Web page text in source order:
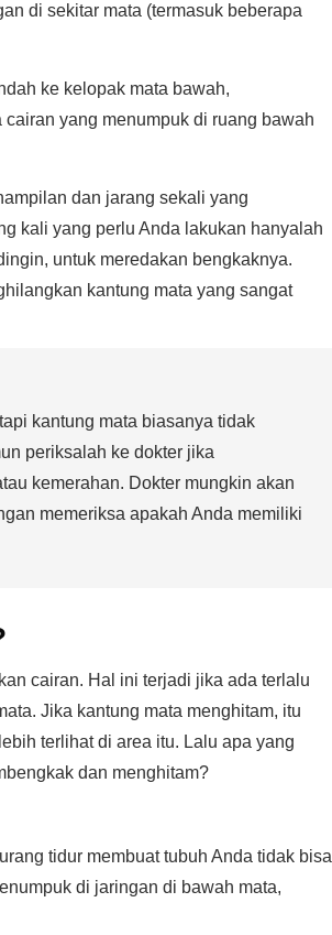
di sekitar mata (termasuk beberapa
ke kelopak mata bawah,
yang menumpuk di ruang bawah
dan jarang sekali yang
kali yang perlu Anda lakukan hanyalah
untuk meredakan bengkaknya.
kantung mata yang sangat
kantung mata biasanya tidak
periksalah ke dokter jika
kemerahan. Dokter mungkin akan
memeriksa apakah Anda memiliki
cairan. Hal ini terjadi jika ada terlalu
Jika kantung mata menghitam, itu
terlihat di area itu. Lalu apa yang
dan menghitam?
tidur membuat tubuh Anda tidak bisa
di jaringan di bawah mata,